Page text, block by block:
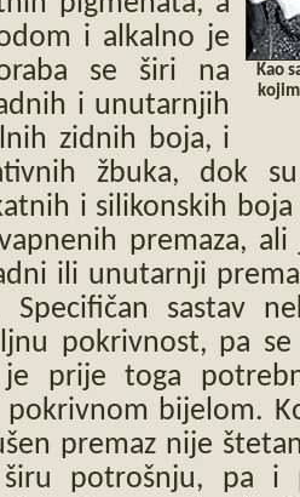
Kao
i alkalno je
se širi na
i unutarnjih
zidnih boja, i
žbuka, dok
i silikonskih
premaza,
ili unutarnji
Specifičan sastav
pokrivnost, pa
prije toga
pokrivnom bijelom.
premaz nije
potrošnju, pa i